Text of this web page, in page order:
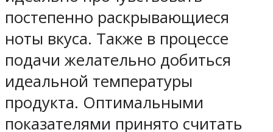
постепенно раскрывающиеся
ноты вкуса. Также в процессе
подачи желательно добиться
идеальной температуры
продукта. Оптимальными
показателями принято считать